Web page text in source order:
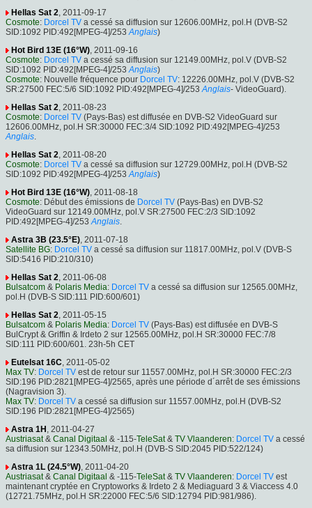
Hellas Sat 2, 2011-09-17
Cosmote: Dorcel TV a cessé sa diffusion sur 12606.00MHz, pol.H (DVB-S2
SID:1092 PID:492[MPEG-4]/253 Anglais)
Hot Bird 13E (16°W), 2011-09-16
Cosmote: Dorcel TV a cessé sa diffusion sur 12149.00MHz, pol.V (DVB-S2
SID:1092 PID:492[MPEG-4]/253 Anglais)
Cosmote: Nouvelle fréquence pour Dorcel TV: 12226.00MHz, pol.V (DVB-S2
SR:27500 FEC:5/6 SID:1092 PID:492[MPEG-4]/253 Anglais- VideoGuard).
Hellas Sat 2, 2011-08-23
Cosmote: Dorcel TV (Pays-Bas) est diffusée en DVB-S2 VideoGuard sur
12606.00MHz, pol.H SR:30000 FEC:3/4 SID:1092 PID:492[MPEG-4]/253
Anglais.
Hellas Sat 2, 2011-08-20
Cosmote: Dorcel TV a cessé sa diffusion sur 12729.00MHz, pol.H (DVB-S2
SID:1092 PID:492[MPEG-4]/253 Anglais)
Hot Bird 13E (16°W), 2011-08-18
Cosmote: Début des émissions de Dorcel TV (Pays-Bas) en DVB-S2
VideoGuard sur 12149.00MHz, pol.V SR:27500 FEC:2/3 SID:1092
PID:492[MPEG-4]/253 Anglais.
Astra 3B (23.5°E), 2011-07-18
Satellite BG: Dorcel TV a cessé sa diffusion sur 11817.00MHz, pol.V (DVB-S
SID:5416 PID:210/310)
Hellas Sat 2, 2011-06-08
Bulsatcom & Polaris Media: Dorcel TV a cessé sa diffusion sur 12565.00MHz,
pol.H (DVB-S SID:111 PID:600/601)
Hellas Sat 2, 2011-05-15
Bulsatcom & Polaris Media: Dorcel TV (Pays-Bas) est diffusée en DVB-S
BulCrypt & Griffin & Irdeto 2 sur 12565.00MHz, pol.H SR:30000 FEC:7/8
SID:111 PID:600/601. 23h-5h CET
Eutelsat 16C, 2011-05-02
Max TV: Dorcel TV est de retour sur 11557.00MHz, pol.H SR:30000 FEC:2/3
SID:196 PID:2821[MPEG-4]/2565, après une période d´arrêt de ses émissions
(Nagravision 3).
Max TV: Dorcel TV a cessé sa diffusion sur 11557.00MHz, pol.H (DVB-S2
SID:196 PID:2821[MPEG-4]/2565)
Astra 1H , 2011-04-27
Austriasat& Canal Digitaal & -115-TeleSat& TV Vlaanderen: Dorcel TV a cessé
sa diffusion sur 12343.50MHz, pol.H (DVB-S SID:2045 PID:522/124)
Astra 1L (24.5°W), 2011-04-20
Austriasat& Canal Digitaal & -115-TeleSat& TV Vlaanderen: Dorcel TV est
maintenant cryptée en Cryptoworks & Irdeto 2 & Mediaguard 3 & Viaccess 4.0
(12721.75MHz, pol.H SR:22000 FEC:5/6 SID:12794 PID:981/986).